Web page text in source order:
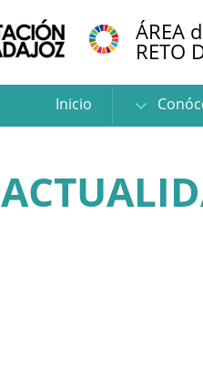
ÁREA
RETO
Inicio